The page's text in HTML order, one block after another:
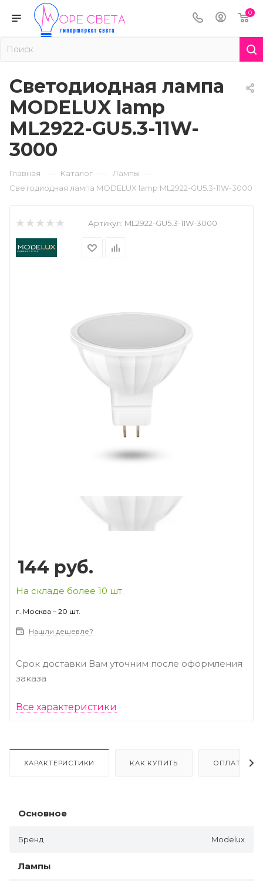
0
Светодиодная лампа
MODELUX lamp
ML2922-GU5.3-11W-
3000
Главная — Каталог — Лампы —
Светодиодная лампа MODELUX lamp ML2922-GU5.3-11W-3000
Артикул: ML2922-GU5.3-11W-3000
144 руб.
На складе более 10 шт.
г. Москва – 20 шт.
Нашли дешевле?
Срок доставки Вам уточним после оформления
заказа
Все характеристики
ХАРАКТЕРИСТИКИ КАК КУПИТЬ ОПЛАТА
Основное
Бренд Modelux
Лампы